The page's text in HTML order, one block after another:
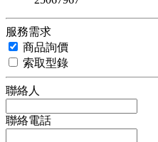
服務需求
商品詢價
索取型錄
聯絡人
聯絡電話